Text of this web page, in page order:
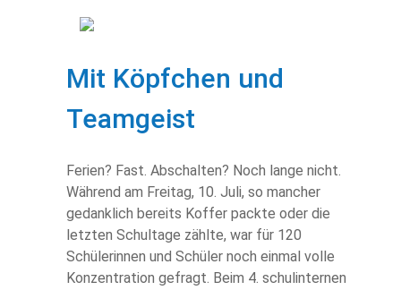
Mit Köpfchen und
Teamgeist
Ferien? Fast. Abschalten? Noch lange nicht.
Während am Freitag, 10. Juli, so mancher
gedanklich bereits Koffer packte oder die
letzten Schultage zählte, war für 120
Schülerinnen und Schüler noch einmal volle
Konzentration gefragt. Beim 4. schulinternen